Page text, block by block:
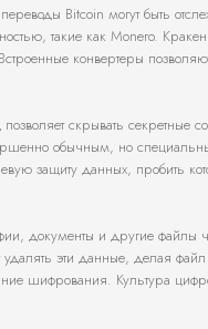
Bitcoin могут быть
такие как Monero.
конвертеры
скрывать секретные
обычным, но
защиту данных, пробить
документы и другие файлы
эти данные, делая
шифрования. Культура